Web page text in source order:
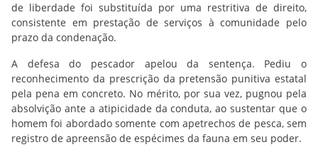
de liberdade foi substituída por uma restritiva de direito,
consistente em prestação de serviços à comunidade pelo
prazo da condenação.
A defesa do pescador apelou da sentença. Pediu o
reconhecimento da prescrição da pretensão punitiva estatal
pela pena em concreto. No mérito, por sua vez, pugnou pela
absolvição ante a atipicidade da conduta, ao sustentar que o
homem foi abordado somente com apetrechos de pesca, sem
registro de apreensão de espécimes da fauna em seu poder.